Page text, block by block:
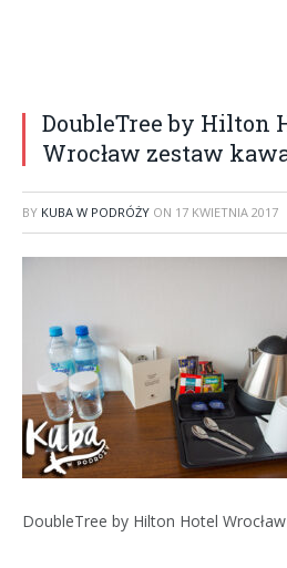
DoubleTree by Hilton
Wrocław zestaw
BY KUBA W PODRÓŻY ON 17 KWIETNIA 2017
DoubleTree by Hilton Hotel